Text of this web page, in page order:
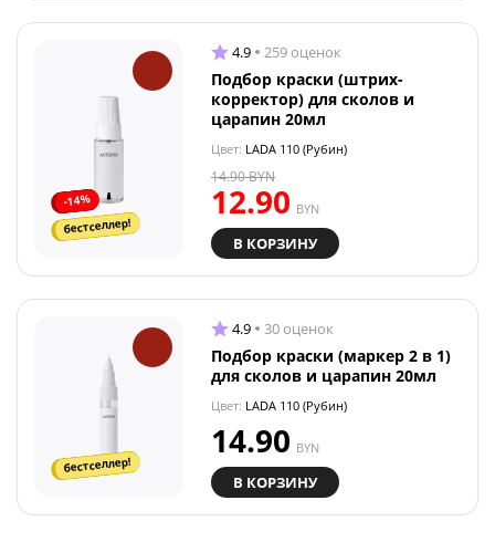
-14%
бестселлер!
4.9 259 оценок
Подбор краски (штрих-
корректор) для сколов и
царапин 20мл
Цвет: LADA 110 (Рубин)
12.90 BYN
14.90BYN
В КОРЗИНУ
бестселлер!
4.9 30 оценок
Подбор краски (маркер 2 в 1)
для сколов и царапин 20мл
Цвет: LADA 110 (Рубин)
14.90 BYN
В КОРЗИНУ